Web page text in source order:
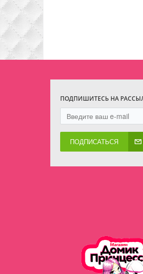
ПОДПИШИТЕСЬ НА
ПОДПИСАТЬСЯ